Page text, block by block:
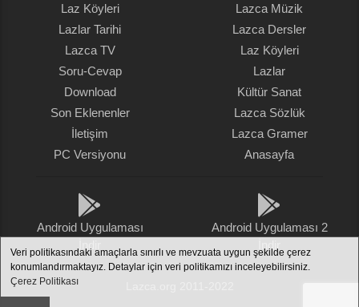
Veri politikasındaki amaçlarla sınırlı ve mevzuata uygun şekilde çerez
konumlandırmaktayız. Detaylar için veri politikamızı inceleyebilirsiniz.
Çerez Politikası
Laz Köyleri
Lazlar Tarihi
Lazca TV
Soru-Cevap
Download
Son Eklenenler
İletişim
PC Versiyonu
Lazca Müzik
Lazca Dersler
Laz Köyleri
Lazlar
Kültür Sanat
Lazca Sözlük
Lazca Gramer
Anasayfa
Android Uygulaması
Android Uygulaması 2